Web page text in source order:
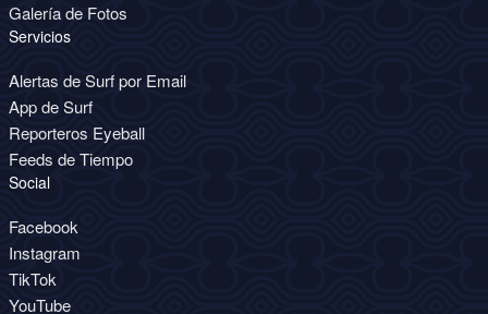
Galería de Fotos
Servicios
Alertas de Surf por Email
App de Surf
Reporteros Eyeball
Feeds de Tiempo
Social
Facebook
Instagram
TikTok
YouTube